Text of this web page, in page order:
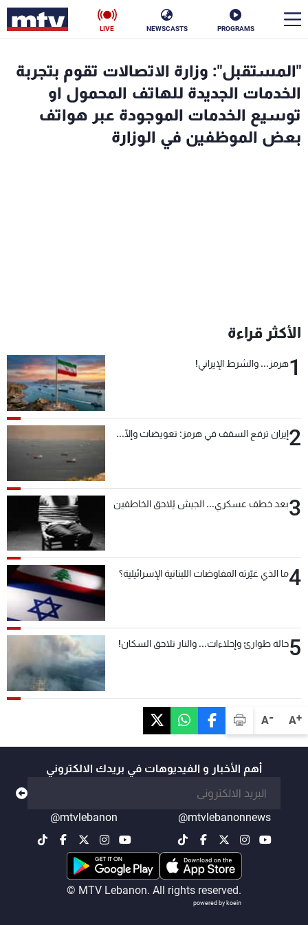
PROGRAMS
NEWSCASTS
LIVE
A+
A-
"المستقبل": وزارة الاتصالات تقوم بتجربة
الخدمات الجديدة للهاتف المحمول او
توسيع الخدمات الموجودة عبر هواتف
بعض الموظفين في الوزارة
الأكثر قراءة
1هرمز... والشرط الإيراني!
2إيران ترفع السقف في هرمز: تعويضات وإلّا...
3بعد خطف عسكري... الجيش يُلاحق الخاطفين
4ما الذي غيّرته المفاوضات اللبنانية الإسرائيلية؟
5حالة طوارئ وإخلاءات... والنار تلاحق السكان!
أهم الأخبار و الفيديوهات في بريدك الالكتروني
@mtvlebanonnews
@mtvlebanon
© MTV Lebanon. All rights reserved.
powered by koein
الأخبار
سياسة ناس
شاهد البرامج
الترددات
لاعلاناتكم
شروط الإسـتخدام
سياسة الخصوصية